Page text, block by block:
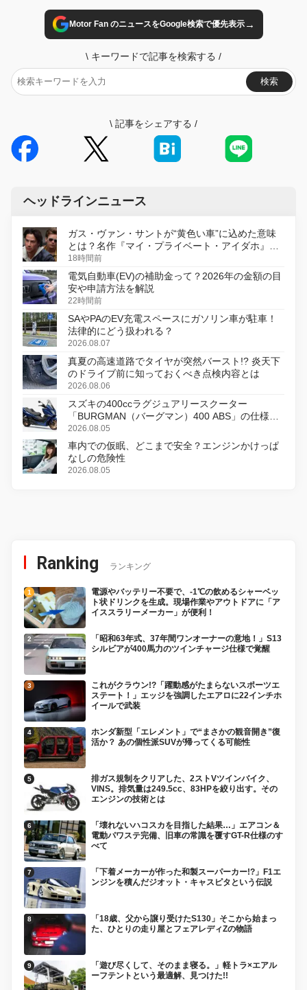
Motor Fan のニュースをGoogle検索で優先表示→
\ キーワードで記事を検索する /
検索
\ 記事をシェアする /
ヘッドラインニュース
ガス・ヴァン・サントが“黄色い車”に込めた意味
とは？名作『マイ・プライベート・アイダホ』が
初のデジタルリマスター版で復活
18時間前
電気自動車(EV)の補助金って？2026年の金額の目
安や申請方法を解説
22時間前
SAやPAのEV充電スペースにガソリン車が駐車！
法律的にどう扱われる？
2026.08.07
真夏の高速道路でタイヤが突然バースト!? 炎天下
のドライブ前に知っておくべき点検内容とは
2026.08.06
スズキの400ccラグジュアリースクーター
「BURGMAN（バーグマン）400 ABS」の仕様を
変更し、8月18日に発売
2026.08.05
車内での仮眠、どこまで安全？エンジンかけっぱ
なしの危険性
2026.08.05
Ranking ランキング
電源やバッテリー不要で、-1℃の飲めるシャーベッ
ト状ドリンクを生成。現場作業やアウトドアに「ア
イススラリーメーカー」が便利！
「昭和63年式、37年間ワンオーナーの意地！」S13
シルビアが400馬力のツインチャージ仕様で覚醒
これがクラウン!?「躍動感がたまらないスポーツエ
ステート！」エッジを強調したエアロに22インチホ
イールで武装
ホンダ新型「エレメント」で“まさかの観音開き”復
活か？ あの個性派SUVが帰ってくる可能性
排ガス規制をクリアした、2ストVツインバイク、
VINS。排気量は249.5cc、83HPを絞り出す。その
エンジンの技術とは
「壊れないハコスカを目指した結果…」エアコン＆
電動パワステ完備、旧車の常識を覆すGT-R仕様のす
べて
「下着メーカーが作った和製スーパーカー!?」F1エ
ンジンを積んだジオット・キャスピタという伝説
「18歳、父から譲り受けたS130」そこから始まっ
た、ひとりの走り屋とフェアレディZの物語
「遊び尽くして、そのまま寝る。」軽トラ×エアル
ーフテントという最適解、見つけた!!